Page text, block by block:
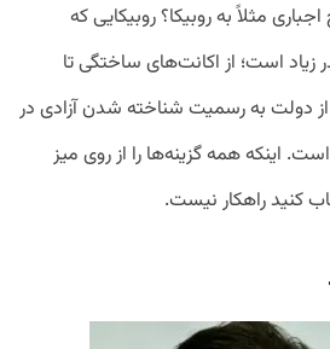
مثلاً به روبیکا؟ روبیکایی که
زیاد است؛ از اکانت‌های ساختگی تا
دولت به رسمیت شناخته شدن آزادی در
اینکه همه گزینه‌ها را از روی میز
کنید راهکار نیست.